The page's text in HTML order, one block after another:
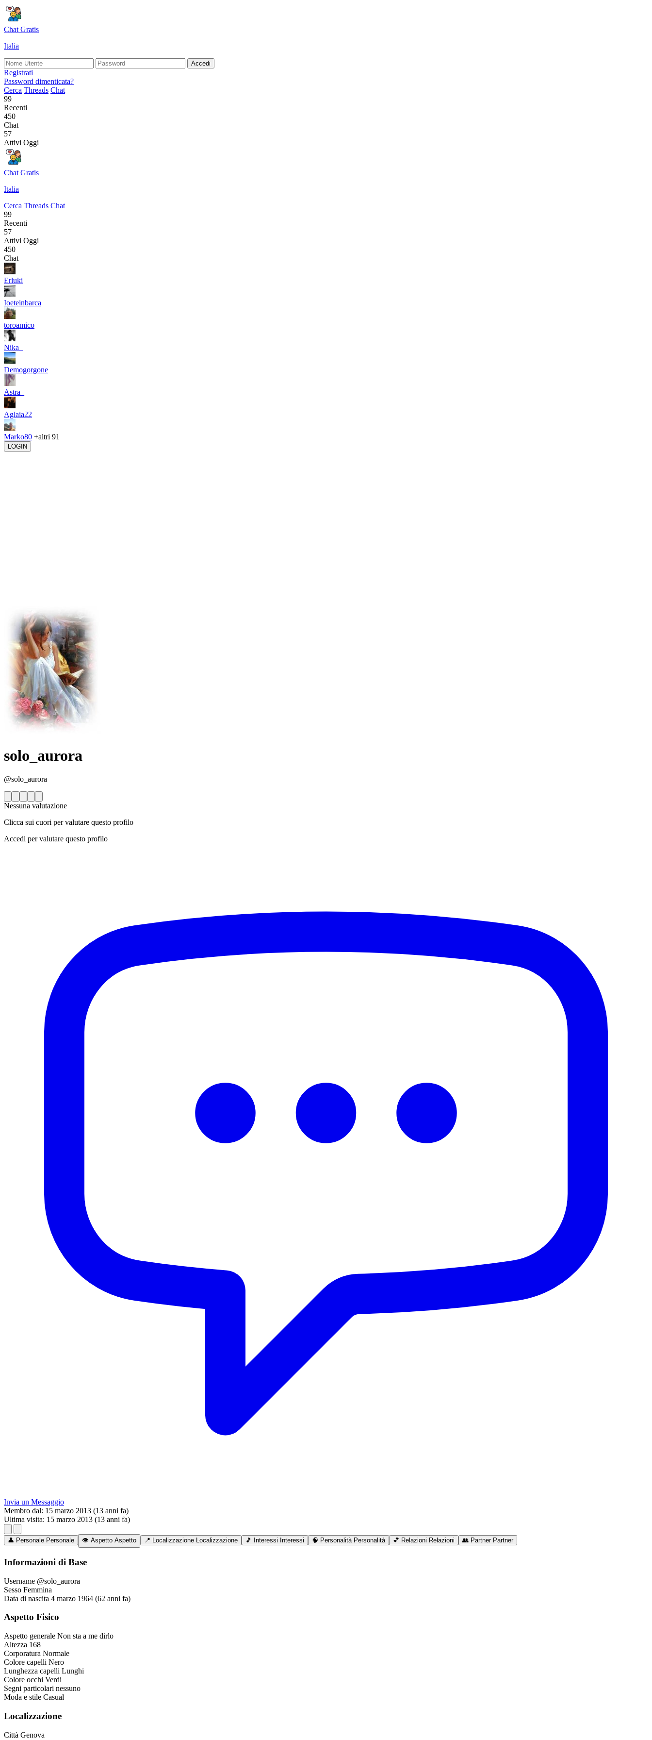
Chat Gratis
Italia
Accedi
Registrati
Password dimenticata?
Cerca Threads Chat
99
Recenti
450
Chat
57
Attivi Oggi
Chat Gratis
Italia
Cerca Threads Chat
99
Recenti
57
Attivi Oggi
450
Chat
Erluki
Ioeteinbarca
toroamico
Nika_
Demogorgone
Astra_
Aglaia22
Marko80 +altri 91
LOGIN
solo_aurora
@solo_aurora
Nessuna valutazione
Clicca sui cuori per valutare questo profilo
Accedi per valutare questo profilo
Invia un Messaggio
Membro dal: 15 marzo 2013 (13 anni fa)
Ultima visita: 15 marzo 2013 (13 anni fa)
👤 Personale Personale 👁️ Aspetto Aspetto 📍 Localizzazione Localizzazione 🎵 Interessi Interessi 🧠 Personalità Personalità 💕 Relazioni Relazioni 👥 Partner Partner
Informazioni di Base
Username @solo_aurora
Sesso Femmina
Data di nascita 4 marzo 1964 (62 anni fa)
Aspetto Fisico
Aspetto generale Non sta a me dirlo
Altezza 168
Corporatura Normale
Colore capelli Nero
Lunghezza capelli Lunghi
Colore occhi Verdi
Segni particolari nessuno
Moda e stile Casual
Localizzazione
Città Genova